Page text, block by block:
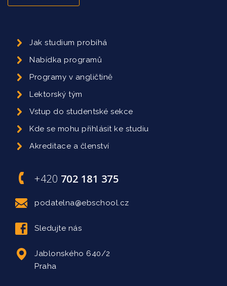
Jak studium probíhá
Nabídka programů
Programy v angličtině
Lektorský tým
Vstup do studentské sekce
Kde se mohu přihlásit ke studiu
Akreditace a členství
+420 702 181 375
podatelna@ebschool.cz
Sledujte nás
Jablonského 640/2
Praha